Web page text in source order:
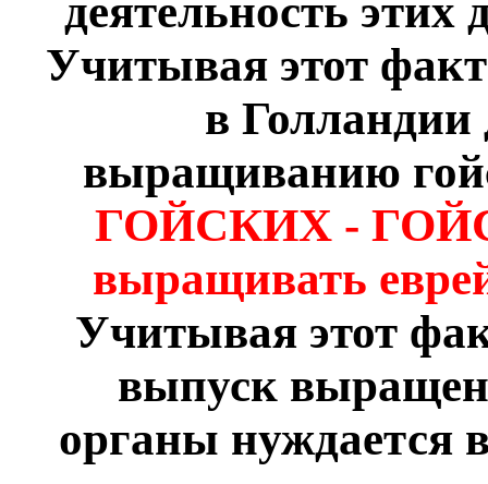
деятельность
Учитывая этот
в Голландии
выращиванию
ГОЙСКИХ -
выращивать
Учитывая этот
выпуск
органы нуждается